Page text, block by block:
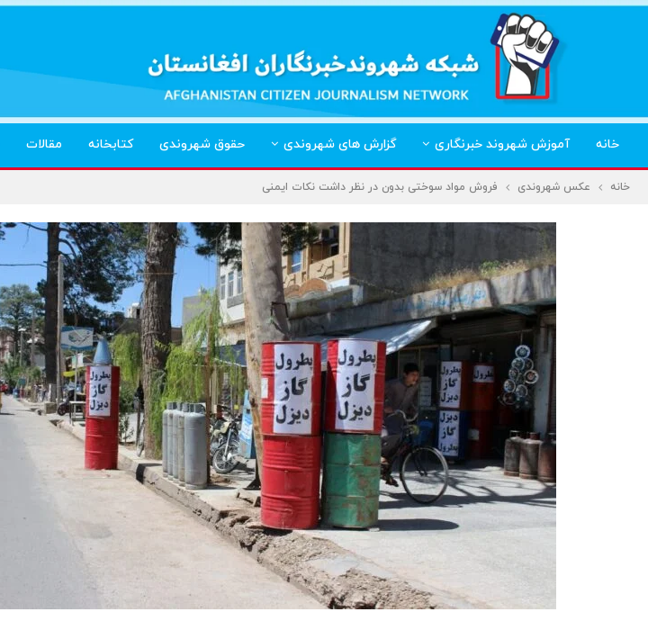
خانه آموزش شهروند خبرنگاری گزارش های شهروندی حقوق شهروندی کتابخانه مقالات
خانه عکس شهروندی فروش مواد سوختی بدون در نظر داشت نکات ایمنی